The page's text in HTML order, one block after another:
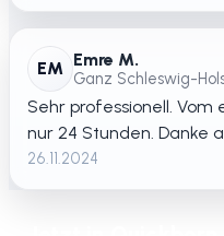
EM Emre M.
Ganz Schleswig-
Sehr professionell. Vom
nur 24 Stunden. Danke
26.11.2024